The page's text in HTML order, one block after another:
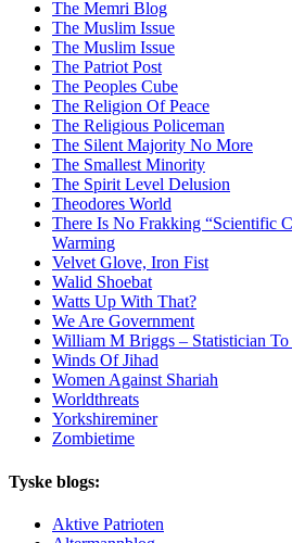
The Memri Blog
The Muslim Issue
The Muslim Issue
The Patriot Post
The Peoples Cube
The Religion Of Peace
The Religious Policeman
The Silent Majority No More
The Smallest Minority
The Spirit Level Delusion
Theodores World
There Is No Frakking “Scientific
Warming
Velvet Glove, Iron Fist
Walid Shoebat
Watts Up With That?
We Are Government
William M Briggs – Statistician To
Winds Of Jihad
Women Against Shariah
Worldthreats
Yorkshireminer
Zombietime
Tyske blogs:
Aktive Patrioten